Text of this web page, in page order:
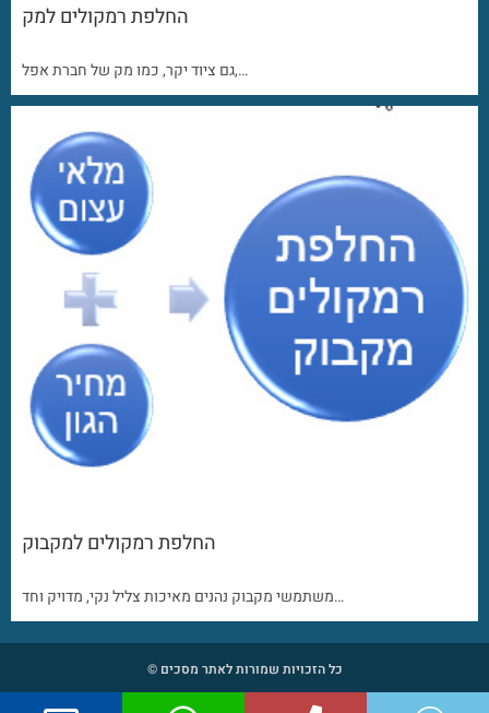
החלפת רמקולים למק
גם ציוד יקר, כמו מק של חברת אפל,…
החלפת רמקולים למקבוק
משתמשי מקבוק נהנים מאיכות צליל נקי, מדויק וחד…
כל הזכויות שמורות לאתר מסכים ©